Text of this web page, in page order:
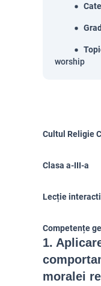
worship
Cultul Religie
Clasa a-III-a
Lecție
Competențe
1.
moralei